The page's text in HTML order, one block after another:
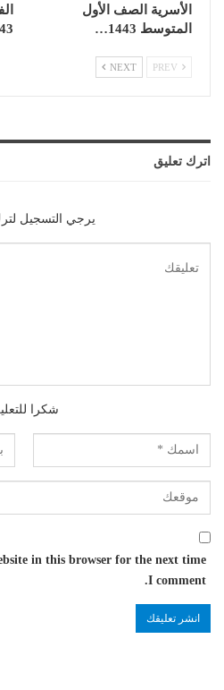
الأسرية الصف الأول
المتوسط 1443…
NEXT
اترك تعليق
يرجي التسجيل
شكرا
in this browser for the next time
I comment.